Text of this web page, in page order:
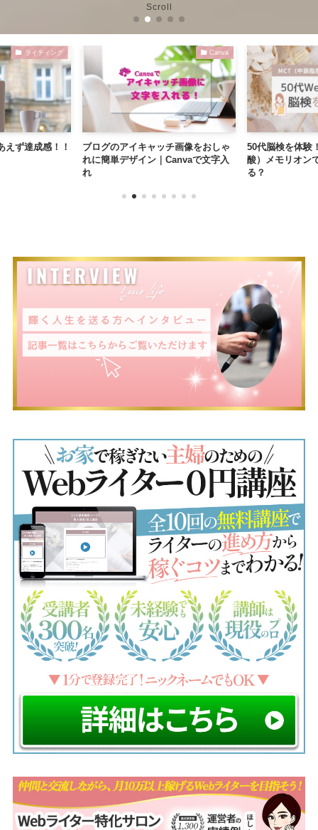
Scroll
ライティング
えず達成感！！
Canva
ブログのアイキャッチ画像をおしゃ
れに簡単デザイン｜Canvaで文字入
れ
50代脳検を体験
酸）メモリオン
る？